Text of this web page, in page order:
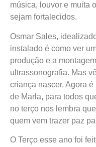
música, louvor e muita
sejam fortalecidos.
Osmar Sales,
instalado é como ver
produção e a
ultrassonografia. Mas
criança nascer. Agora
de Marla, para todos
no terço nos lembra
quem vem trazer paz
O Terço esse ano foi